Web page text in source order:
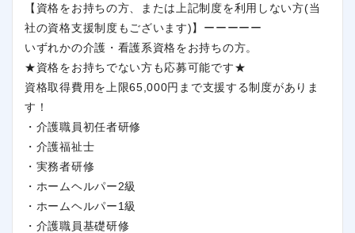
【資格をお持ちの方、または上記制度を利用しない方(当
社の資格支援制度もございます)】ーーーーー
いずれかの介護・看護系資格をお持ちの方。
★資格をお持ちでない方も応募可能です★
資格取得費用を上限65,000円まで支援する制度がありま
す！
・介護職員初任者研修
・介護福祉士
・実務者研修
・ホームヘルパー2級
・ホームヘルパー1級
・介護職員基礎研修